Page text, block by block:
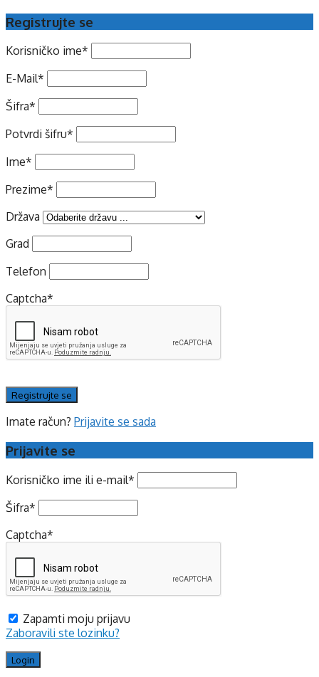
Registrujte se
Korisničko ime*
E-Mail*
Šifra*
Potvrdi šifru*
Ime*
Prezime*
Država
Grad
Telefon
Captcha*
Imate račun? Prijavite se sada
Prijavite se
Korisničko ime ili e-mail*
Šifra*
Captcha*
Zapamti moju prijavu
Zaboravili ste lozinku?